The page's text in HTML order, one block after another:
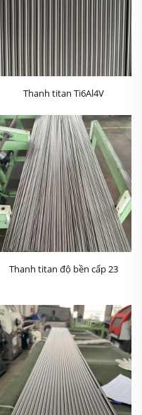
Thanh titan Ti6Al4V
Thanh titan độ bền cấp 23